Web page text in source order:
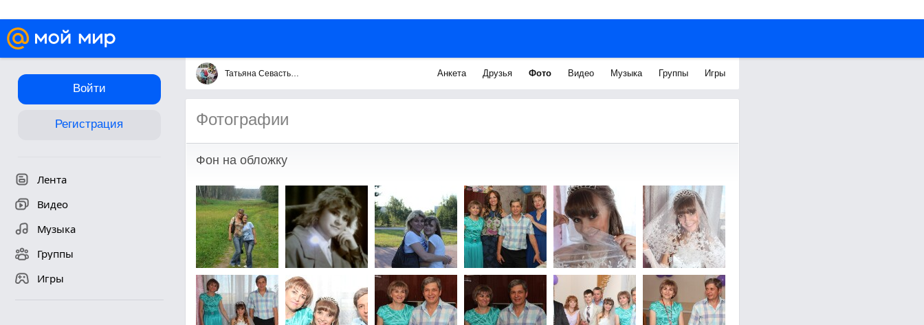
Войти
Регистрация
Лента
Видео
Музыка
Группы
Игры
Татьяна Севастьянова Анкета Друзья Фото Видео Музыка Группы Игры
Фотографии
Фон на обложку